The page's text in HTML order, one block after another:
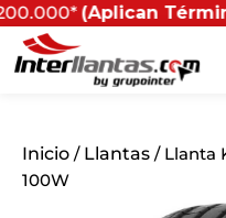
(Aplican Términos y
Inicio / Llantas / Llanta
100W